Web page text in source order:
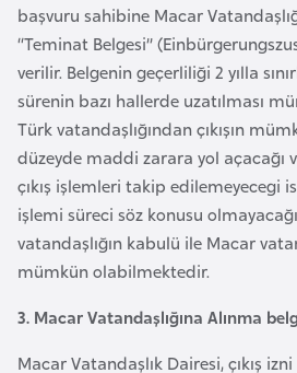
başvuru sahibine Macar
“Teminat Belgesi”
verilir. Belgenin geçerliliği 2 yılla
sürenin bazı hallerde uzatılması
Türk vatandaşlığından çıkışın
düzeyde maddi zarara yol açacağı
çıkış işlemleri takip edilemeyecegi
işlemi süreci söz konusu
vatandaşlığın kabulü ile Macar
mümkün olabilmektedir.
3. Macar Vatandaşlığına Alınma
Macar Vatandaşlık Dairesi, çıkış
a
ş
i
a